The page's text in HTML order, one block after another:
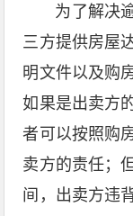
为了解决
三方提供房屋
明文件以及购
如果是出卖方
者可以按照购
卖方的责任；
间，出卖方违